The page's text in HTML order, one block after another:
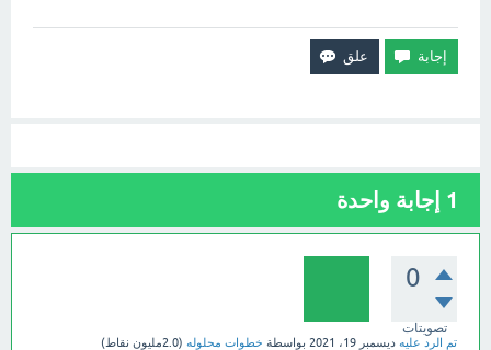
1 إجابة واحدة
0
تصويتات
تم الرد عليه ديسمبر 19، 2021 بواسطة خطوات محلوله (2.0مليون
نقاط)